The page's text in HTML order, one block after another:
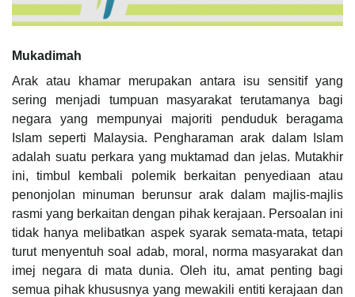
Mukadimah
Arak atau khamar merupakan antara isu sensitif yang
sering menjadi tumpuan masyarakat terutamanya bagi
negara yang mempunyai majoriti penduduk beragama
Islam seperti Malaysia. Pengharaman arak dalam Islam
adalah suatu perkara yang muktamad dan jelas. Mutakhir
ini, timbul kembali polemik berkaitan penyediaan atau
penonjolan minuman berunsur arak dalam majlis-majlis
rasmi yang berkaitan dengan pihak kerajaan. Persoalan ini
tidak hanya melibatkan aspek syarak semata-mata, tetapi
turut menyentuh soal adab, moral, norma masyarakat dan
imej negara di mata dunia. Oleh itu, amat penting bagi
semua pihak khususnya yang mewakili entiti kerajaan dan